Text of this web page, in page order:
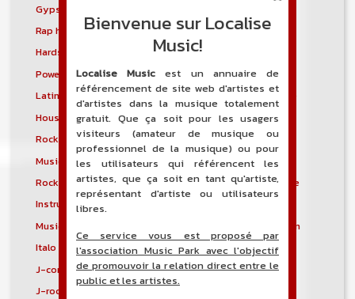
Gypsy punk
Rap hardcore
Industrial hardcore
Hardstep
Hardstyle
Power noise
Heavenly voices
Latin metal
Musique hindoustanie
House progressive
Tropical house
Rock indépendant
Indietronica
Musique industrielle
Metal industriel
Rock industriel
Musique instrumentale
Instrumental
Musique irlandaise
Rock progressif italien
Italo Disco
Italo house
J-core
J-pop
J-rock
Bienvenue sur Localise
Music!
Localise Music est un annuaire de
référencement de site web d'artistes et
d'artistes dans la musique totalement
gratuit. Que ça soit pour les usagers
visiteurs (amateur de musique ou
professionnel de la musique) ou pour
les utilisateurs qui référencent les
artistes, que ça soit en tant qu'artiste,
représentant d'artiste ou utilisateurs
libres.
Ce service vous est proposé par
l'association Music Park avec l'objectif
de promouvoir la relation direct entre le
public et les artistes.